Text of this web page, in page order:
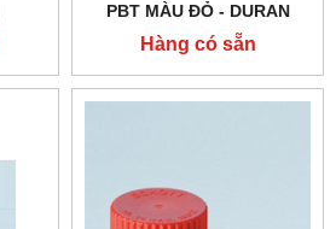
PBT MÀU ĐỎ - DURAN
Hàng có sẵn